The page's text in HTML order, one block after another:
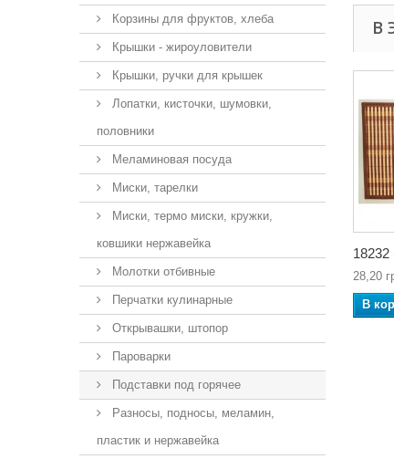
Корзины для фруктов, хлеба
Крышки - жироуловители
Крышки, ручки для крышек
Лопатки, кисточки, шумовки,
половники
Меламиновая посуда
Миски, тарелки
Миски, термо миски, кружки,
ковшики нержавейка
Молотки отбивные
Перчатки кулинарные
Открывашки, штопор
Пароварки
Подставки под горячее
Разносы, подносы, меламин,
пластик и нержавейка
В
18232
28,20
В